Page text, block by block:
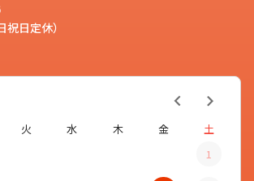
をもたせた角丸仕様で手触りもよく
はもちろん、記念品やノベルティと
しても喜ばれる、実用的なアイテム
日定休）
火 水 木 金
土
1